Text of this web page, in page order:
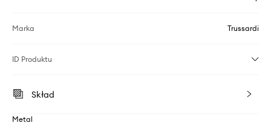
Marka Trussardi
ID Produktu
Skład
Metal